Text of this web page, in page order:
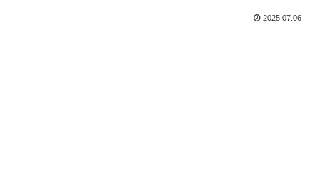
2025.07.06